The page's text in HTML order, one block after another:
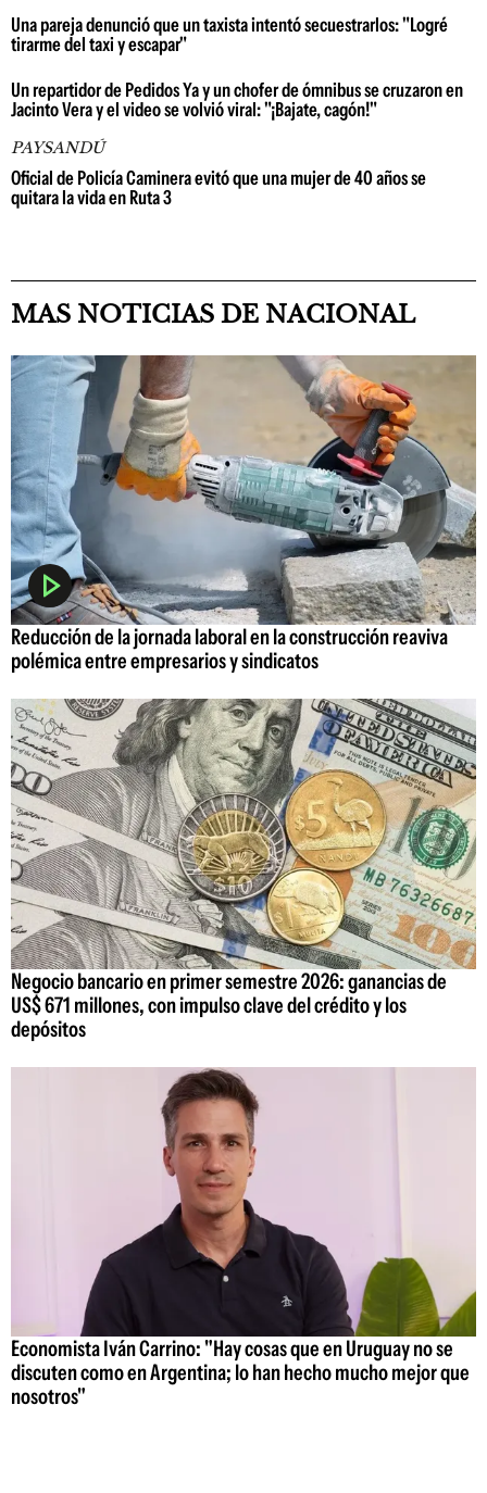
Una pareja denunció que un taxista intentó secuestrarlos: "Logré
tirarme del taxi y escapar"
Un repartidor de Pedidos Ya y un chofer de ómnibus se cruzaron en
Jacinto Vera y el video se volvió viral: "¡Bajate, cagón!"
PAYSANDÚ
Oficial de Policía Caminera evitó que una mujer de 40 años se
quitara la vida en Ruta 3
MAS NOTICIAS DE NACIONAL
Reducción de la jornada laboral en la construcción reaviva
polémica entre empresarios y sindicatos
Negocio bancario en primer semestre 2026: ganancias de
US$ 671 millones, con impulso clave del crédito y los
depósitos
Economista Iván Carrino: "Hay cosas que en Uruguay no se
discuten como en Argentina; lo han hecho mucho mejor que
nosotros"